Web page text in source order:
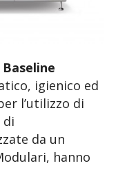
Baseline
igienico ed
l’utilizzo di
di
da un
hanno